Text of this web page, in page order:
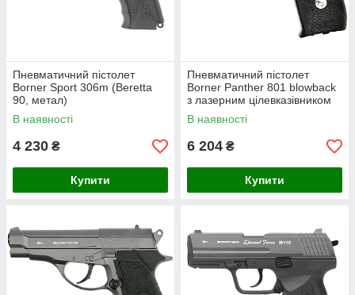
Пневматичний пістолет
Borner Sport 306m (Beretta
90, метал)
В наявності
4 230 ₴
Купити
Пневматичний пістолет
Borner Panther 801 blowback
з лазерним цілевказівником
В наявності
6 204 ₴
Купити